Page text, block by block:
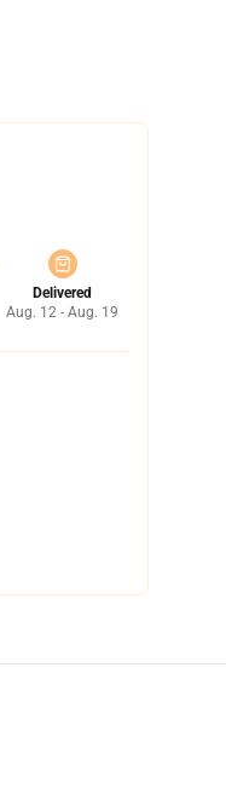
Delivered
Aug. 12 - Aug. 19